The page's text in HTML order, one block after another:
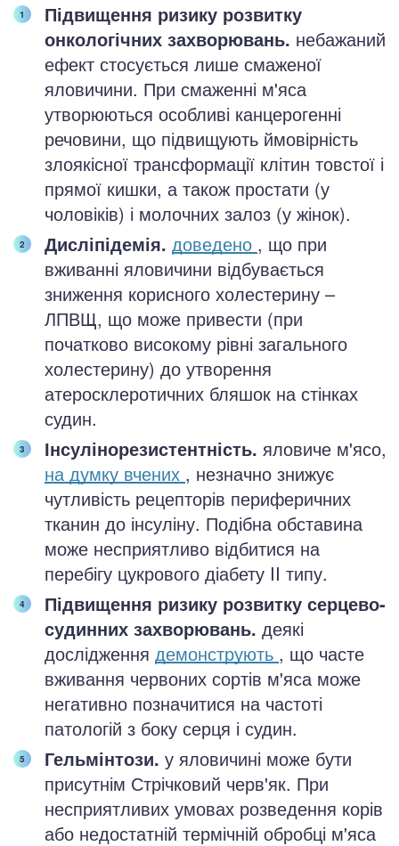
Підвищення ризику розвитку
онкологічних захворювань. небажаний
ефект стосується лише смаженої
яловичини. При смаженні м'яса
утворюються особливі канцерогенні
речовини, що підвищують ймовірність
злоякісної трансформації клітин товстої і
прямої кишки, а також простати (у
чоловіків) і молочних залоз (у жінок).
Дисліпідемія. доведено , що при
вживанні яловичини відбувається
зниження корисного холестерину –
ЛПВЩ, що може привести (при
початково високому рівні загального
холестерину) до утворення
атеросклеротичних бляшок на стінках
судин.
Інсулінорезистентність. яловиче м'ясо,
на думку вчених , незначно знижує
чутливість рецепторів периферичних
тканин до інсуліну. Подібна обставина
може несприятливо відбитися на
перебігу цукрового діабету II типу.
Підвищення ризику розвитку серцево-
судинних захворювань. деякі
дослідження демонструють , що часте
вживання червоних сортів м'яса може
негативно позначитися на частоті
патологій з боку серця і судин.
Гельмінтози. у яловичині може бути
присутнім Стрічковий черв'як. При
несприятливих умовах розведення корів
або недостатній термічній обробці м'яса